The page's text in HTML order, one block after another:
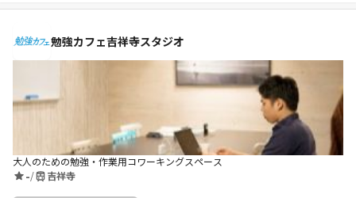
勉強カフェ吉祥寺スタジオ
大人のための勉強・作業用コワーキングスペース
-/ 吉祥寺